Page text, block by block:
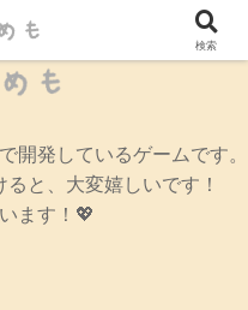
ログ
開発しているゲームです。
と、大変嬉しいです！
ます！💖
検索